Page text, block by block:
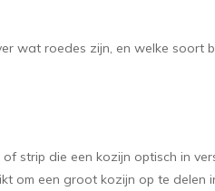
wat roedes zijn, en welke soort
strip die een kozijn optisch in
om een groot kozijn op te delen